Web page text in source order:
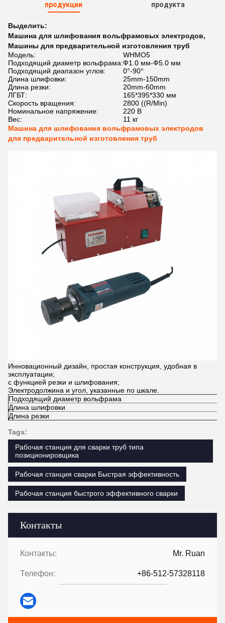
Контакты
Контакты: Mr. Ruan
Телефон: +86-512-57328118
продукции
продукта
Выделить:
Машина для шлифования вольфрамовых электродов,
Машины для предварительной изготовления труб
Модель:
WHMO5
Подходящий диаметр вольфрама:Ф1.0 мм-Ф5.0 мм
Подходящий диапазон углов:
0°-90°
Длина шлифовки:
25mm-150mm
Длина резки:
20mm-60mm
ЛГБТ:
165*395*330 мм
Скорость вращения:
2800 ((R/Min)
Номинальное напряжение:
220 В
Вес:
11 кг
Машина для шлифования вольфрамовых электродов
для предварительной изготовления труб
Инновационный дизайн, простая конструкция, удобная в
эксплуатации;
с функцией резки и шлифования;
Электродолжина и угол, указанные по шкале.
Подходящий диаметр вольфрама
Длина шлифовки
Длина резки
Tags:
Рабочая станция для сварки труб типа
позиционировщика
Рабочая станция сварки Быстрая эффективность
Рабочая станция быстрого эффективного сварки